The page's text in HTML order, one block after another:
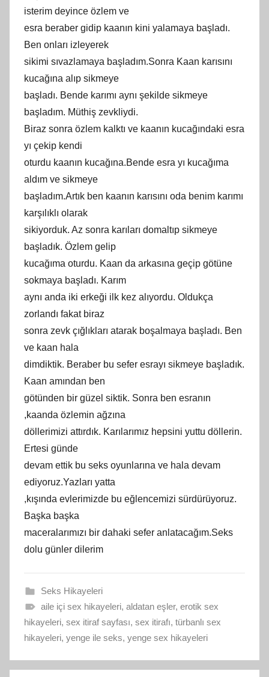
isterim deyince özlem ve
esra beraber gidip kaanın kini yalamaya başladı.
Ben onları izleyerek
sikimi sıvazlamaya başladım.Sonra Kaan karısını
kucağına alıp sikmeye
başladı. Bende karımı aynı şekilde sikmeye
başladım. Müthiş zevkliydi.
Biraz sonra özlem kalktı ve kaanın kucağındaki esra
yı çekip kendi
oturdu kaanın kucağına.Bende esra yı kucağıma
aldım ve sikmeye
başladım.Artık ben kaanın karısını oda benim karımı
karşılıklı olarak
sikiyorduk. Az sonra karıları domaltıp sikmeye
başladık. Özlem gelip
kucağıma oturdu. Kaan da arkasına geçip götüne
sokmaya başladı. Karım
aynı anda iki erkeği ilk kez alıyordu. Oldukça
zorlandı fakat biraz
sonra zevk çığlıkları atarak boşalmaya başladı. Ben
ve kaan hala
dimdiktik. Beraber bu sefer esrayı sikmeye başladık.
Kaan amından ben
götünden bir güzel siktik. Sonra ben esranın
,kaanda özlemin ağzına
döllerimizi attırdık. Karılarımız hepsini yuttu döllerin.
Ertesi günde
devam ettik bu seks oyunlarına ve hala devam
ediyoruz.Yazları yatta
,kışında evlerimizde bu eğlencemizi sürdürüyoruz.
Başka başka
maceralarımızı bir dahaki sefer anlatacağım.Seks
dolu günler dilerim
Seks Hikayeleri
aile içi sex hikayeleri, aldatan eşler, erotik sex
hikayeleri, sex itiraf sayfası, sex itirafı, türbanlı sex
hikayeleri, yenge ile seks, yenge sex hikayeleri